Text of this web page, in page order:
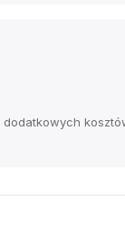
dodatkowych